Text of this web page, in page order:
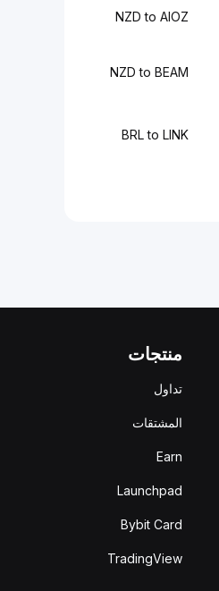
NZD to AIOZ
NZD to BEAM
BRL to LINK
منتجات
تداول
المشتقات
Earn
Launchpad
Bybit Card
TradingView